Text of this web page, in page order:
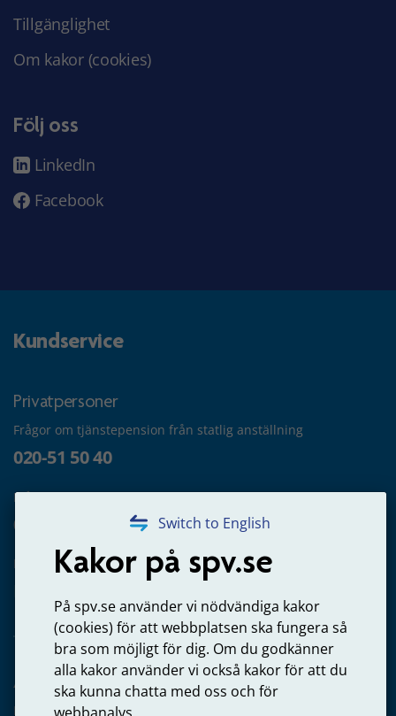
Switch to English
Kakor på spv.se
På spv.se använder vi nödvändiga kakor
(cookies) för att webbplatsen ska fungera så
bra som möjligt för dig. Om du godkänner
alla kakor använder vi också kakor för att du
ska kunna chatta med oss och för
Tillgänglighet
Om kakor (cookies)
Följ oss
LinkedIn
Facebook
Kundservice
Privatpersoner
Frågor om tjänstepension från statlig anställning
020-51 50 40
Frågor om utbetalning
020-65 00 65
Kontakta oss
Arbetsgivare
Frågor om administration av tjänstepension från statlig